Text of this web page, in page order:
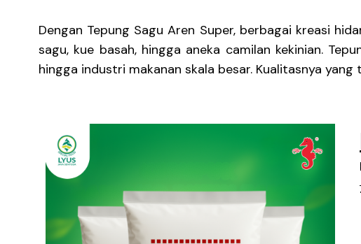
Dengan Tepung Sagu Aren Super, berbagai kreasi
sagu, kue basah, hingga aneka camilan kekinian.
hingga industri makanan skala besar. Kualitasnya